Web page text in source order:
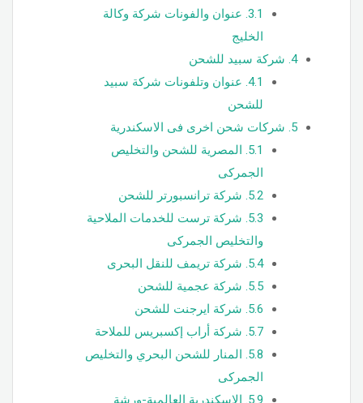
3.1. عنوان والفونات شركة وكالة
الخليج
4. شركة سبيد للشحن
4.1. عنوان وتلفونات شركة سبيد
للشحن
5. شركات شحن اخرى فى الاسكندرية
5.1.
المصرية للشحن والتخليص
الجمركى
5.2. شركة ترانسبورتر للشحن
5.3. شركة ترست للخدمات الملاحية
والتخليص الجمركى
5.4. شركة تريمف للنقل البحرى
5.5. شركة عجمية للشحن
5.6. شركة ايرجنت للشحن
5.7. شركة أراب إكسبريس للملاحة
5.8.
المنار للشحن البحري والتخليص
الجمركى